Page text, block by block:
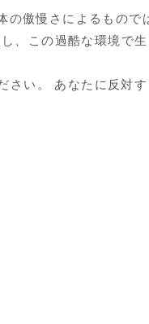
傲慢さによるもの
この過酷な環境で
さい。 あなたに反対